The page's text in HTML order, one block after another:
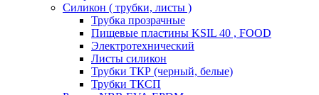
Силикон ( трубки, листы )
Трубка прозрачные
Пищевые пластины KSIL 40 , FOOD
Электротехнический
Листы силикон
Трубки ТКР (черный, белые)
Трубки ТКСП